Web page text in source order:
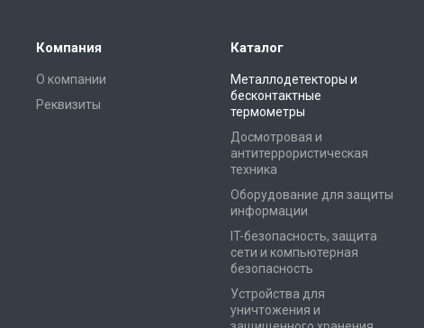
Компания
О компании
Реквизиты
Каталог
Металлодетекторы и
бесконтактные
термометры
Досмотровая и
антитеррористическая
техника
Оборудование для защиты
информации
IT-безопасность, защита
сети и компьютерная
безопасность
Устройства для
уничтожения и